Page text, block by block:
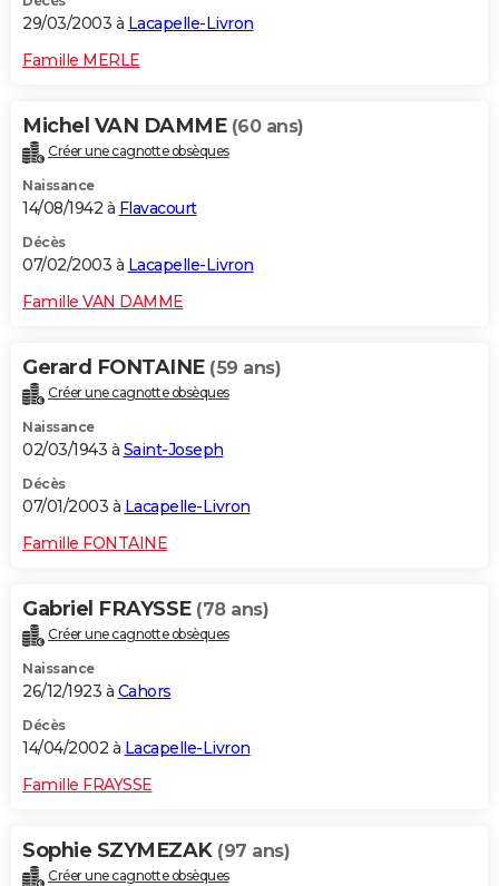
29/03/2003 à Lacapelle-Livron
Famille MERLE
Michel VAN DAMME (60 ans)
Créer une cagnotte obsèques
Naissance
14/08/1942 à Flavacourt
Décès
07/02/2003 à Lacapelle-Livron
Famille VAN DAMME
Gerard FONTAINE (59 ans)
Créer une cagnotte obsèques
Naissance
02/03/1943 à Saint-Joseph
Décès
07/01/2003 à Lacapelle-Livron
Famille FONTAINE
Gabriel FRAYSSE (78 ans)
Créer une cagnotte obsèques
Naissance
26/12/1923 à Cahors
Décès
14/04/2002 à Lacapelle-Livron
Famille FRAYSSE
Sophie SZYMEZAK (97 ans)
Créer une cagnotte obsèques